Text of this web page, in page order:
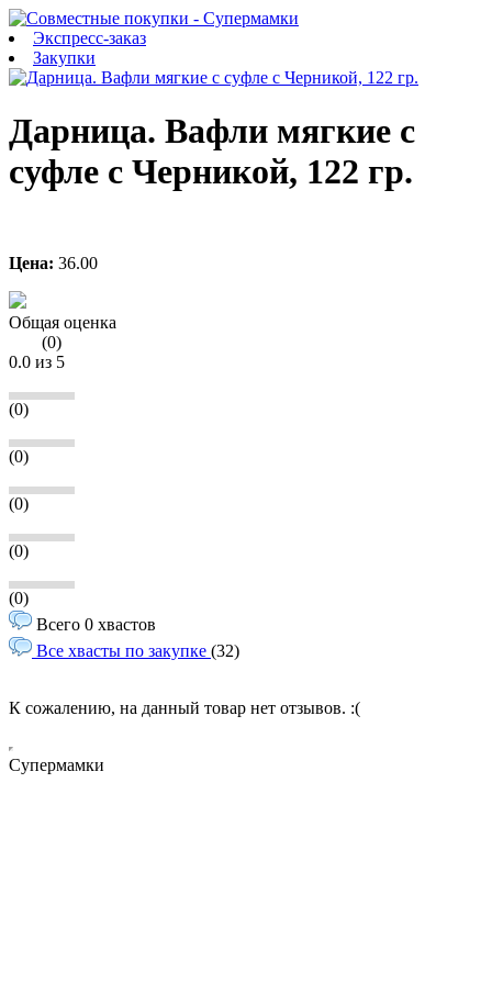
Экспресс-заказ
Закупки
Дарница. Вафли мягкие с
суфле с Черникой, 122 гр.
Цена: 36.00
Общая оценка
(0)
0.0 из 5
(0)
(0)
(0)
(0)
(0)
Всего 0 хвастов
Все хвасты по закупке (32)
К сожалению, на данный товар нет отзывов. :(
Супермамки